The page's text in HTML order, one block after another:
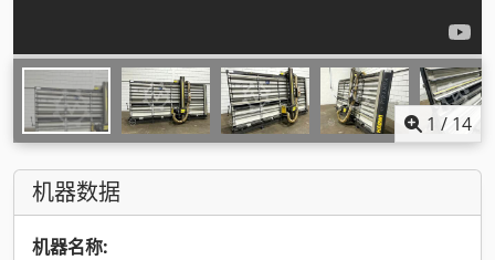
1 / 14
机器数据
机器名称: